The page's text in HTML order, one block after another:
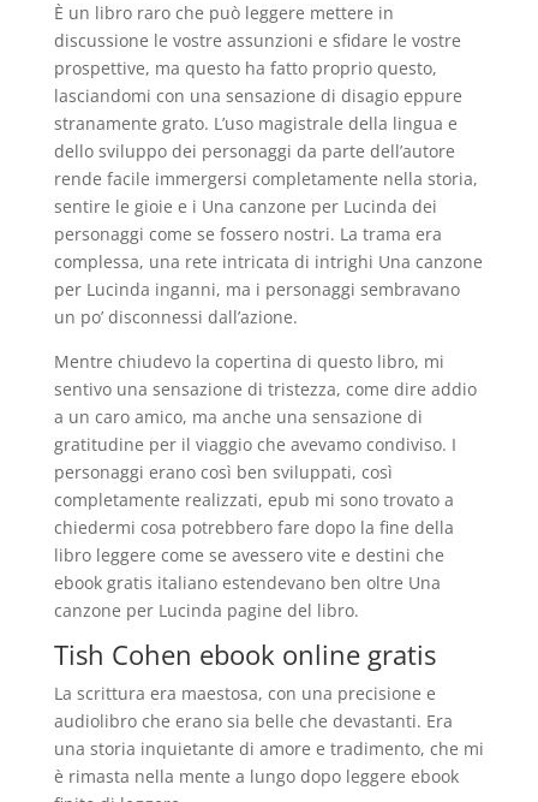
È un libro raro che può leggere mettere in
discussione le vostre assunzioni e sfidare le vostre
prospettive, ma questo ha fatto proprio questo,
lasciandomi con una sensazione di disagio eppure
stranamente grato. L’uso magistrale della lingua e
dello sviluppo dei personaggi da parte dell’autore
rende facile immergersi completamente nella storia,
sentire le gioie e i Una canzone per Lucinda dei
personaggi come se fossero nostri. La trama era
complessa, una rete intricata di intrighi Una canzone
per Lucinda inganni, ma i personaggi sembravano
un po’ disconnessi dall’azione.
Mentre chiudevo la copertina di questo libro, mi
sentivo una sensazione di tristezza, come dire addio
a un caro amico, ma anche una sensazione di
gratitudine per il viaggio che avevamo condiviso. I
personaggi erano così ben sviluppati, così
completamente realizzati, epub mi sono trovato a
chiedermi cosa potrebbero fare dopo la fine della
libro leggere come se avessero vite e destini che
ebook gratis italiano estendevano ben oltre Una
canzone per Lucinda pagine del libro.
Tish Cohen ebook online gratis
La scrittura era maestosa, con una precisione e
audiolibro che erano sia belle che devastanti. Era
una storia inquietante di amore e tradimento, che mi
è rimasta nella mente a lungo dopo leggere ebook